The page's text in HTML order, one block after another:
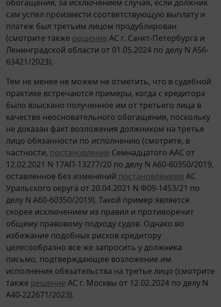
обогащения, за исключением случая, если должник
сам успел произвести соответствующую выплату и
платеж был третьим лицом продублирован
(смотрите также решение АС г. Санкт-Петербурга и
Ленинградской области от 01.05.2024 по делу N А56-
63421/2023).
Тем не менее не можем не отметить, что в судебной
практике встречаются примеры, когда с кредитора
было взыскано полученное им от третьего лица в
качестве неосновательного обогащения, поскольку
не доказан факт возложения должником на третье
лицо обязанности по исполнению (смотрите, в
частности, постановление Семнадцатого ААС от
12.02.2021 N 17АП-13277/20 по делу N А60-60350/2019,
оставленное без изменений постановлением АС
Уральского округа от 20.04.2021 N Ф09-1453/21 по
делу N А60-60350/2019). Такой пример является
скорее исключением из правил и противоречит
общему правовому подходу судов. Однако во
избежание подобных рисков кредитору
целесообразно все же запросить у должника
письмо, подтверждающее возложение им
исполнения обязательства на третье лицо (смотрите
также решение АС г. Москвы от 12.02.2024 по делу N
А40-222671/2023).